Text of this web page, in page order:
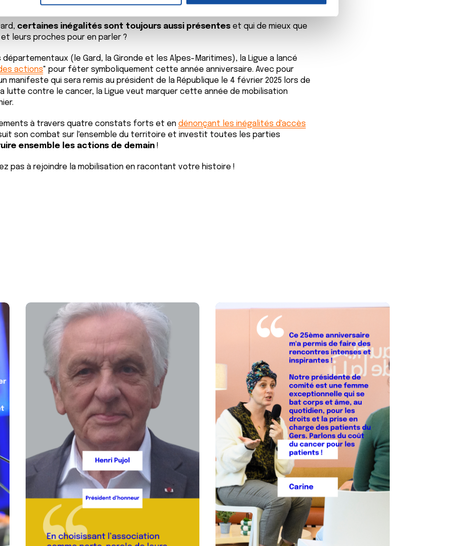
de publicité et d'analyse, qui peuvent combiner celles-ci avec d'autres informations que
ont collectées lors de votre utilisation de leurs services.
de prise en charge.
certaines inégalités sont toujours aussi présenteset qui de mieux que
leurs proches pour en parler ?
(le Gard, la Gironde et les Alpes-Maritimes), la Ligue a lancé
actions" pour fêter symboliquement cette année anniversaire. Avec pour
manifeste qui sera remis au président de la République le 4 février 2025 lors de
lutte contre le cancer, la Ligue veut marquer cette année de mobilisation
à travers quatre constats forts et en dénonçant les inégalités d'accès
son combat sur l'ensemble du territoire et investit toutes les parties
ensemble les actions de demain!
pas à rejoindre la mobilisation en racontant votre histoire !